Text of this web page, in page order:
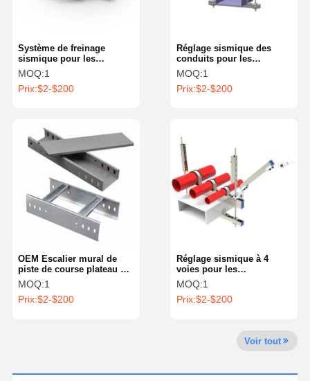
À La Maison Produits Vidéos
À Propos De
Nous
Visite De
Contactez-
Nouvelles
Réglage sismique des
conduits pour les
bâtiments industriels
commerciaux
MOQ:1
Prix:$2-$200
Système de freinage
sismique pour les
plafonds suspendus
MOQ:1
Prix:$2-$200
Réglage sismique à 4
voies pour les
éclaboussures d'incendie
100 mm-300 mm
MOQ:1
Prix:$2-$200
OEM Escalier mural de
piste de course plateau de
câbles Lourdes charges
225mm
MOQ:1
Prix:$2-$200
Voir tout